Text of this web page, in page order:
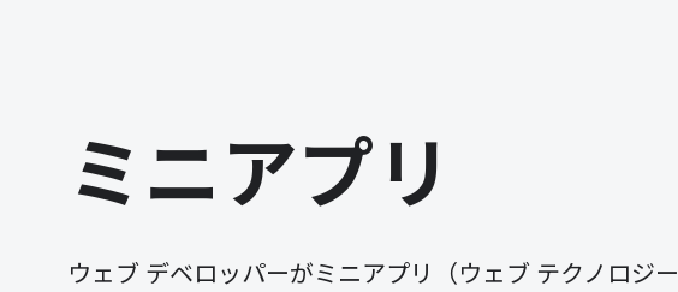
ミニアプリ
ウェブ デベロッパーがミニアプリ（ウェブ テクノロジ